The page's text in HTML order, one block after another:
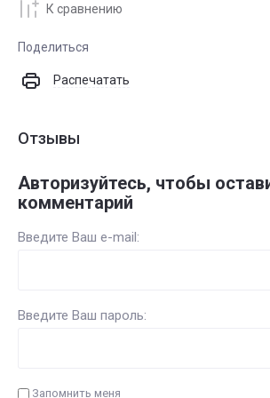
К сравнению
Поделиться
Распечатать
Отзывы
Авторизуйтесь, чтобы
комментарий
Введите Ваш e-mail:
Введите Ваш пароль:
Запомнить меня